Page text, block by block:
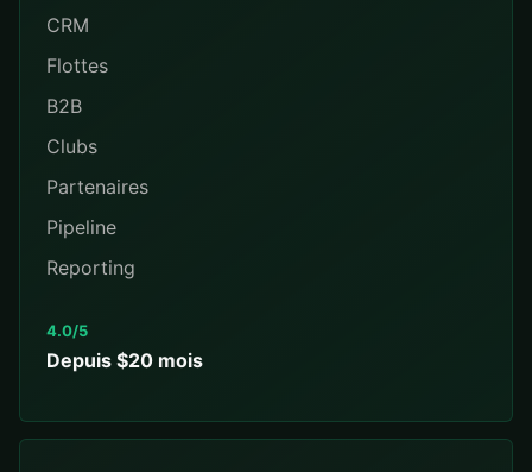
CRM
Flottes
B2B
Clubs
Partenaires
Pipeline
Reporting
4.0/5
Depuis $20 mois